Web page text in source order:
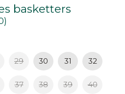
basketters
29 30 31 32
37 38 39 40